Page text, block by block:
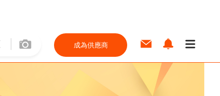
成為供應商